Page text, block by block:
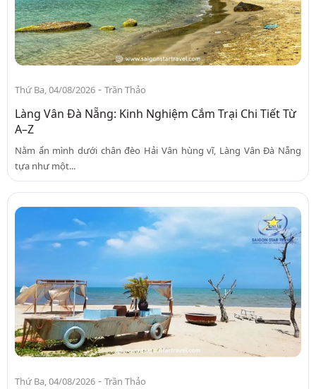
Thứ Ba, 04/08/2026 - Trần Thảo
Làng Vân Đà Nẵng: Kinh Nghiệm Cắm Trại Chi Tiết Từ
A–Z
Nằm ẩn mình dưới chân đèo Hải Vân hùng vĩ, Làng Vân Đà Nẵng
tựa như một...
Thứ Ba, 04/08/2026 - Trần Thảo